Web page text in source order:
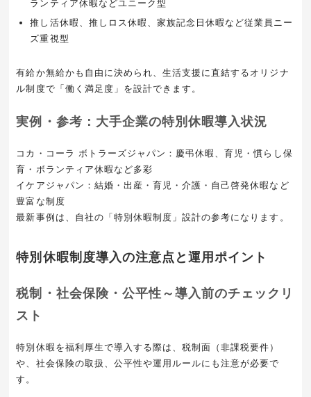
ランティア休暇などユニーク型
推し活休暇、推しロス休暇、家族記念日休暇など従業員ニー
ズ重視型
有給か無給かも自由に決められ、生活支援に直結するオリジナ
ル制度で「働く満足度」を設計できます。
実例・参考：大手企業の特別休暇導入状況
コカ・コーラ ボトラーズジャパン：慶弔休暇、育児・慣らし保
育・ボランティア休暇など多彩
イケアジャパン：結婚・出産・育児・介護・自己啓発休暇など
豊富な制度
最新事例は、自社の「特別休暇制度」設計の参考になります。
特別休暇制度導入の注意点と運用ポイント
税制・社会保険・公平性～導入前のチェックリ
スト
特別休暇を福利厚生で導入する際は、税制面（非課税要件）
や、社会保険の取扱、公平性や運用ルールにも注意が必要で
す。